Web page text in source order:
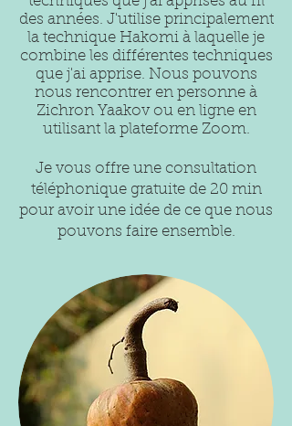
des années. J'utilise principalement
la technique Hakomi à laquelle je
combine les différentes techniques
que j'ai apprise. Nous pouvons
nous rencontrer en personne à
Zichron Yaakov ou en ligne en
utilisant la plateforme Zoom.
Je vous offre une consultation
téléphonique gratuite de 20 min
pour avoir une idée de ce que nous
pouvons faire ensemble.